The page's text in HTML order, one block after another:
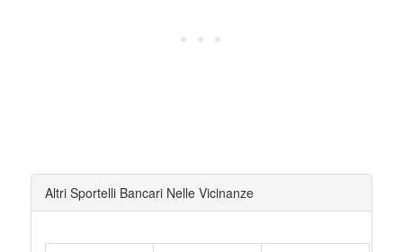
Altri Sportelli Bancari Nelle Vicinanze